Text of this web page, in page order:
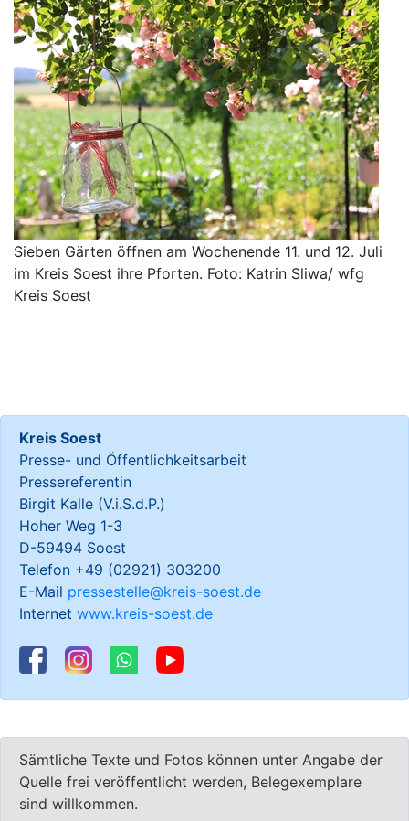
Sieben Gärten öffnen am Wochenende 11. und 12. Juli
im Kreis Soest ihre Pforten. Foto: Katrin Sliwa/ wfg
Kreis Soest
Kreis Soest
Presse- und Öffentlichkeitsarbeit
Pressereferentin
Birgit Kalle (V.i.S.d.P.)
Hoher Weg 1-3
D-59494 Soest
Telefon +49 (02921) 303200
E-Mail pressestelle@kreis-soest.de
Internet www.kreis-soest.de
Sämtliche Texte und Fotos können unter Angabe der
Quelle frei veröffentlicht werden, Belegexemplare
sind willkommen.